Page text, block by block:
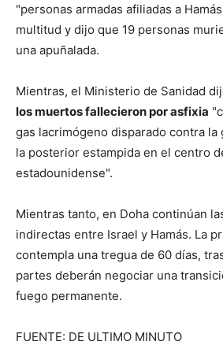
"personas armadas afiliadas a
multitud y dijo que 19 personas
una apuñalada.
Mientras, el Ministerio de Sanidad
los muertos fallecieron por asfixia
gas lacrimógeno disparado contra la
la posterior estampida en el centro
estadounidense".
Mientras tanto, en Doha continúan
indirectas entre Israel y Hamás. La
contempla una tregua de 60 días,
partes deberán negociar una
fuego permanente.
FUENTE: DE ULTIMO MINUTO